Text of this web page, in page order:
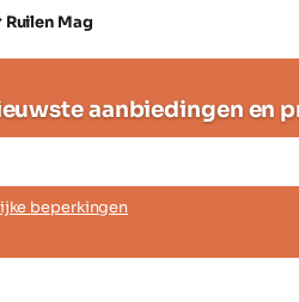
Ruilen Mag
aanbiedingen en
beperkingen